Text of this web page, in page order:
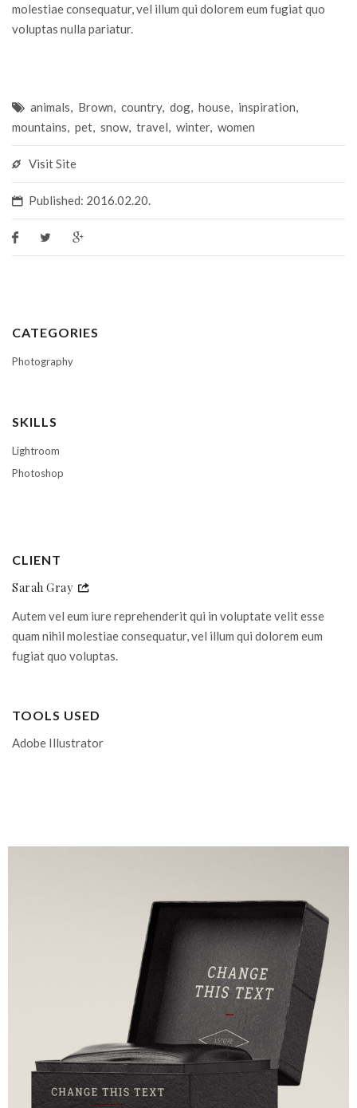
molestiae consequatur, vel illum qui dolorem eum fugiat quo
voluptas nulla pariatur.
animals, Brown, country, dog, house, inspiration,
mountains, pet, snow, travel, winter, women
Visit Site
Published: 2016.02.20.
CATEGORIES
Photography
SKILLS
Lightroom
Photoshop
CLIENT
Sarah Gray
Autem vel eum iure reprehenderit qui in voluptate velit esse
quam nihil molestiae consequatur, vel illum qui dolorem eum
fugiat quo voluptas.
TOOLS USED
Adobe Illustrator